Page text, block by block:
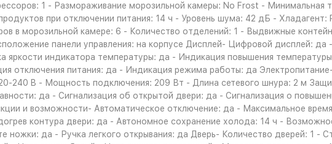
1 - Размораживание морозильной камеры: No Frost - Минимальная
при отключении питания: 14 ч - Уровень шума: 42 дБ -
в морозильной камере: 6 - Количество отделений: 1 - Выдвижные
панели управления: на корпусе Дисплей- Цифровой дисплей:
яркости индикатора температуры: да - Индикация повышения
отключения питания: да - Индикация режима работы: да
240 B - Мощность подключения: 209 Вт - Длина сетевого шнура: 2 м
да - Сигнализация об открытой двери: да - Сигнализация о
и возможности- Автоматическое отключение: да - Максимальное
контура двери: да - Автономное сохранение холода: 14 ч -
ножки: да - Ручка легкого открывания: да Дверь- Количество дверей: 1 -